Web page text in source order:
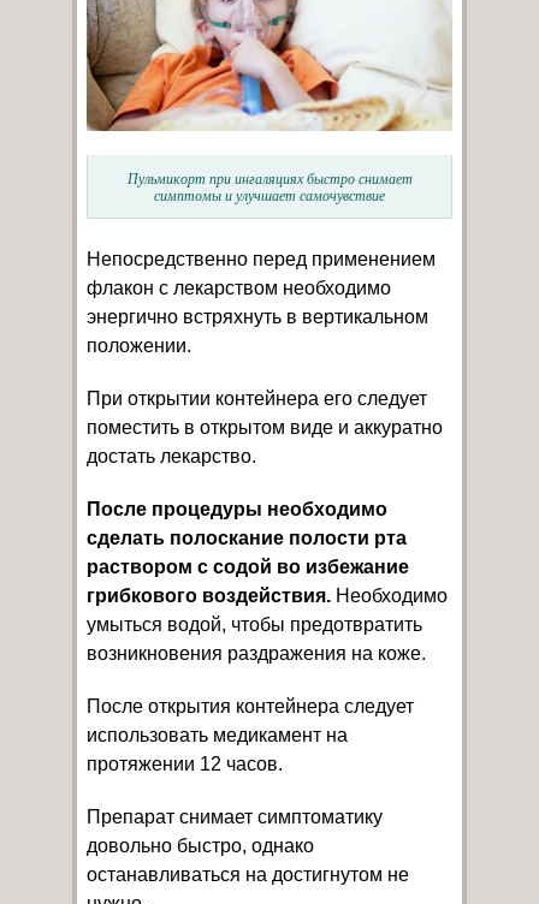
Пульмикорт при ингаляциях быстро снимает
симптомы и улучшает самочувствие
Непосредственно перед применением
флакон с лекарством необходимо
энергично встряхнуть в вертикальном
положении.
При открытии контейнера его следует
поместить в открытом виде и аккуратно
достать лекарство.
После процедуры необходимо
сделать полоскание полости рта
раствором с содой во избежание
грибкового воздействия. Необходимо
умыться водой, чтобы предотвратить
возникновения раздражения на коже.
После открытия контейнера следует
использовать медикамент на
протяжении 12 часов.
Препарат снимает симптоматику
довольно быстро, однако
останавливаться на достигнутом не